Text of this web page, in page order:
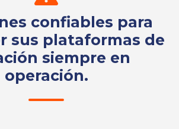
confiables para
sus plataformas de
siempre en
operación.